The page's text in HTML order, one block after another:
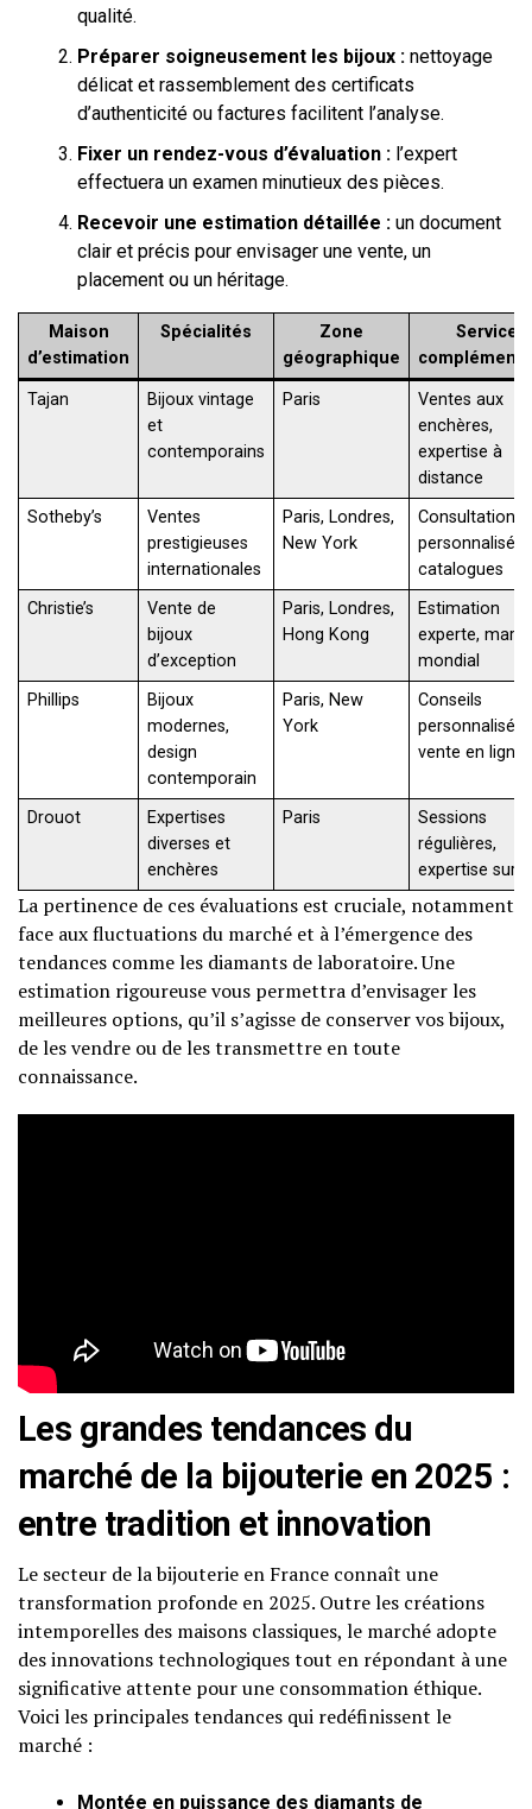
qualité.
Préparer soigneusement les bijoux : nettoyage
délicat et rassemblement des certificats
d’authenticité ou factures facilitent l’analyse.
Fixer un rendez-vous d’évaluation : l’expert
effectuera un examen minutieux des pièces.
Recevoir une estimation détaillée : un document
clair et précis pour envisager une vente, un
placement ou un héritage.
Maison
d’estimation
Spécialités
Zone
géographique
Services
Tajan
Bijoux vintage
et
contemporains
Paris
Ventes aux
enchères,
expertise à
distance
Sotheby’s
Ventes
prestigieuses
internationales
Paris, Londres,
New York
Consultations
catalogues
Christie’s
Vente de
bijoux
d’exception
Paris, Londres,
Hong Kong
Estimation
experte,
mondial
Phillips
Bijoux
modernes,
design
contemporain
Paris, New
York
Conseils
personnalisés,
vente en ligne
Drouot
Expertises
diverses et
enchères
Paris
Sessions
régulières,
expertise sur
La pertinence de ces évaluations est cruciale, notamment
face aux fluctuations du marché et à l’émergence des
tendances comme les diamants de laboratoire. Une
estimation rigoureuse vous permettra d’envisager les
meilleures options, qu’il s’agisse de conserver vos bijoux,
de les vendre ou de les transmettre en toute
connaissance.
Les grandes tendances du
marché de la bijouterie en 2025 :
entre tradition et innovation
Le secteur de la bijouterie en France connaît une
transformation profonde en 2025. Outre les créations
intemporelles des maisons classiques, le marché adopte
des innovations technologiques tout en répondant à une
significative attente pour une consommation éthique.
Voici les principales tendances qui redéfinissent le
marché :
Montée en puissance des diamants de